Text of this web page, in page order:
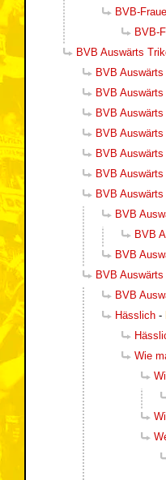
BVB-
BVB-
BVB Auswärts
BVB
BVB
BVB
BVB
BVB
BVB
BVB
BVB
BVB
BVB
BVB
BVB
Hässlich -
Wie